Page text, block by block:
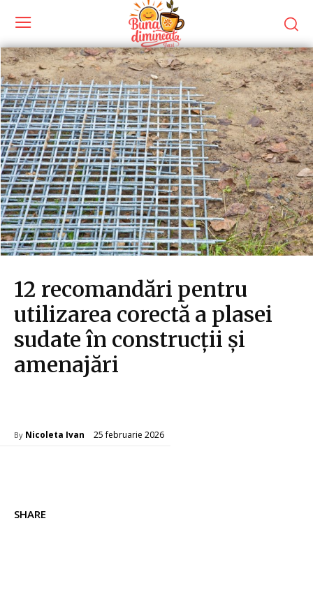
12 recomandări pentru
utilizarea corectă a plasei
sudate în construcții și
amenajări
By Nicoleta Ivan 25 februarie 2026
SHARE